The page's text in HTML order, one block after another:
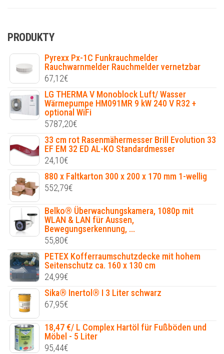
PRODUKTY
Pyrexx Px-1C Funkrauchmelder
Rauchwarnmelder Rauchmelder vernetzbar
67,12€
LG THERMA V Monoblock Luft/ Wasser
Wärmepumpe HM091MR 9 kW 240 V R32 +
optional WiFi
5787,20€
33 cm rot Rasenmähermesser Brill Evolution 33
EF EM 32 ED AL-KO Standardmesser
24,10€
880 x Faltkarton 300 x 200 x 170 mm 1-wellig
552,79€
Belko® Überwachungskamera, 1080p mit
WLAN & LAN für Aussen,
Bewegungserkennung, ...
55,80€
PETEX Kofferraumschutzdecke mit hohem
Seitenschutz ca. 160 x 130 cm
24,99€
Sika® Inertol® I 3 Liter schwarz
67,95€
18,47 €/ L Complex Hartöl für Fußböden und
Möbel - 5 Liter
95,44€